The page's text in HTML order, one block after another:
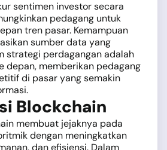
sentimen investor secara
pedagang untuk
tren pasar. Kemampuan
sumber data yang
strategi perdagangan adalah
depan, memberikan pedagang
di pasar yang semakin
Blockchain
membuat jejaknya pada
dengan meningkatkan
dan efisiensi. Dalam